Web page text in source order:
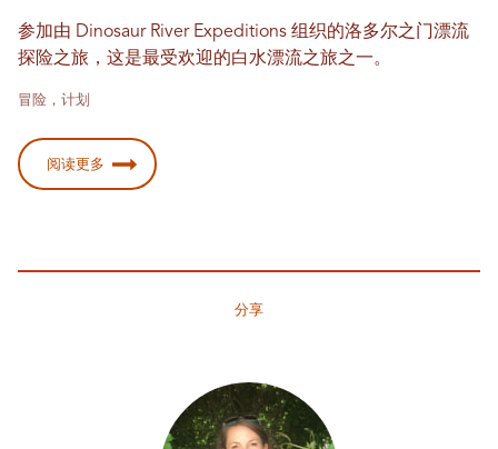
参加由 Dinosaur River Expeditions 组织的洛多尔之门漂流
探险之旅，这是最受欢迎的白水漂流之旅之一。
冒险，计划
阅读更多
分享